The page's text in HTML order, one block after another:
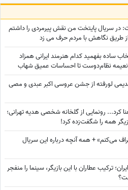
در سریال پایتخت من نقش پیرمردی را داشتم
طریق نگاهش با مردم حرف می زد
ساده بفهمید کدام هنرمند ایرانی همزاد
نظام‌دوست تا احساسات عمیق شهاب
1405؛ تصاویر قدیمی لورفته از جشن عروسی اکبر عبدی و مصی
کرد... رونمایی از گلخانه شخصی هدیه تهرانی؛
همه را شگفت‌زده کرد!
می‌کنم» + همه آنچه درباره این سریال
ایران؛ ترکیب عطاران با این بازیگر، سینما را منفجر